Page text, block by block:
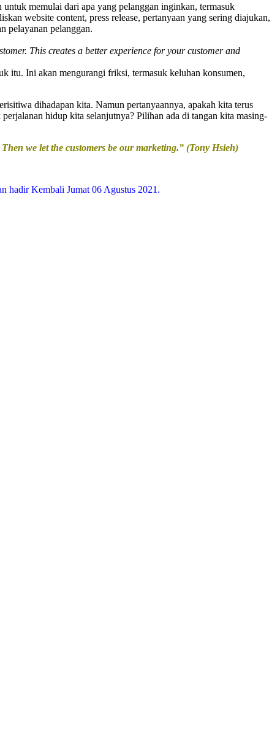
memulai dari apa yang pelanggan inginkan, termasuk
website content, press release, pertanyaan yang sering diajukan,
pelayanan pelanggan.
This creates a better experience for your customer and
itu. Ini akan mengurangi friksi, termasuk keluhan konsumen,
dihadapan kita. Namun pertanyaannya, apakah kita terus
hidup kita selanjutnya? Pilihan ada di tangan kita masing-
we let the customers be our marketing.” (Tony Hsieh)
hadir Kembali Jumat 06 Agustus 2021.